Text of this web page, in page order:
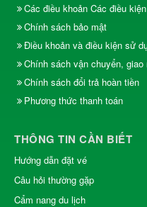
Các điều khoản Các điều kiện
Chính sách bảo mật
Điều khoản và điều kiện sử
Chính sách vận chuyển, giao
Chính sách đổi trả hoàn tiền
Phương thức thanh toán
THÔNG TIN CẦN BIẾT
Hướng dẫn đặt vé
Câu hỏi thường gặp
Cẩm nang du lịch